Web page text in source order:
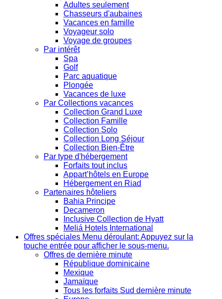
Adultes seulement
Chasseurs d'aubaines
Vacances en famille
Voyageur solo
Voyage de groupes
Par intérêt
Spa
Golf
Parc aquatique
Plongée
Vacances de luxe
Par Collections vacances
Collection Grand Luxe
Collection Famille
Collection Solo
Collection Long Séjour
Collection Bien-Être
Par type d'hébergement
Forfaits tout inclus
Appart’hôtels en Europe
Hébergement en Riad
Partenaires hôteliers
Bahia Principe
Decameron
Inclusive Collection de Hyatt
Meliá Hotels International
Offres spéciales Menu déroulant: Appuyez sur la
touche entrée pour afficher le sous-menu.
Offres de dernière minute
République dominicaine
Mexique
Jamaïque
Tous les forfaits Sud dernière minute